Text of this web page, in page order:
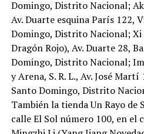
Domingo, Distrito Nacional;
Av. Duarte esquina París 122,
Domingo, Distrito Nacional; Xi
Dragón Rojo), Av. Duarte 28,
Domingo, Distrito Nacional;
y Arena, S. R. L., Av. José
Santo Domingo, Distrito
También la tienda Un Rayo de
calle El Sol número 100, en el